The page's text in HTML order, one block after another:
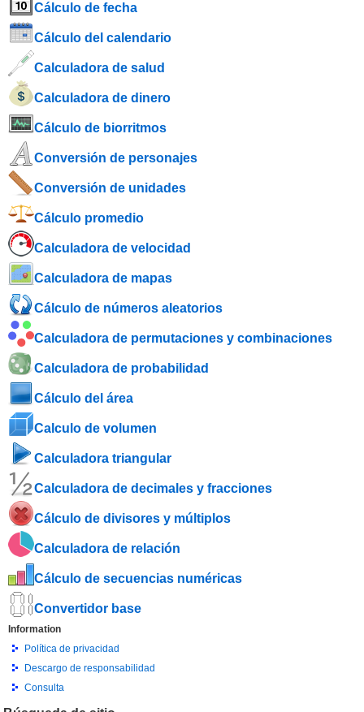
Cálculo de fecha
Cálculo del calendario
Calculadora de salud
Calculadora de dinero
Cálculo de biorritmos
Conversión de personajes
Conversión de unidades
Cálculo promedio
Calculadora de velocidad
Calculadora de mapas
Cálculo de números aleatorios
Calculadora de permutaciones y combinaciones
Calculadora de probabilidad
Cálculo del área
Calculo de volumen
Calculadora triangular
Calculadora de decimales y fracciones
Cálculo de divisores y múltiplos
Calculadora de relación
Cálculo de secuencias numéricas
Convertidor base
Information
Política de privacidad
Descargo de responsabilidad
Consulta